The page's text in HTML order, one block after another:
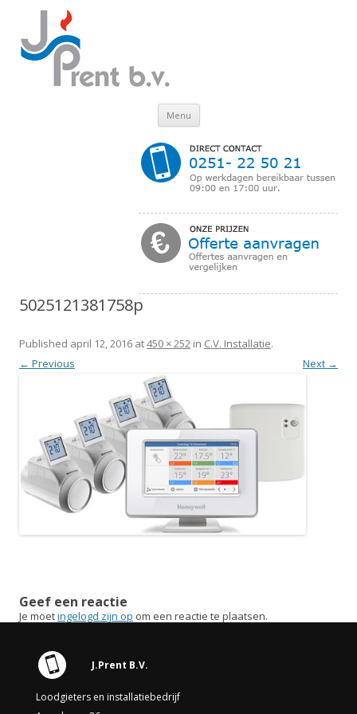
Menu Skip to content
5025121381758p
Published april 12, 2016 at450 × 252 in C.V. Installatie.
← Previous
Next →
Geef een reactie
Je moetingelogd zijn op om een reactie te plaatsen.
J.Prent B.V.
Loodgieters en installatiebedrijf